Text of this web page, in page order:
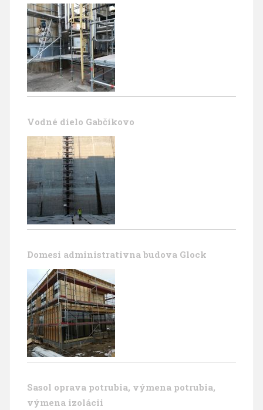
Vodné dielo Gabčíkovo
Domesi administrativna budova Glock
Sasol oprava potrubia, výmena potrubia,
výmena izolácii